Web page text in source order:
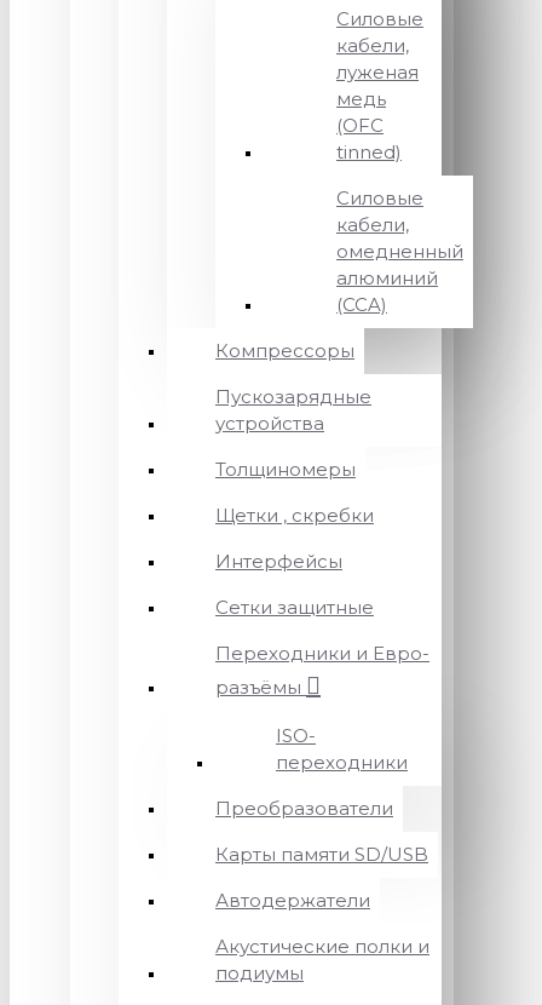
Силовые
кабели,
луженая
медь
(OFC
tinned)
Силовые
кабели,
омедненный
алюминий
(CCA)
Компрессоры
Пускозарядные
устройства
Толщиномеры
Щетки , скребки
Интерфейсы
Сетки защитные
Переходники и Евро-
разъёмы
ISO-
переходники
Преобразователи
Карты памяти SD/USB
Автодержатели
Акустические полки и
подиумы